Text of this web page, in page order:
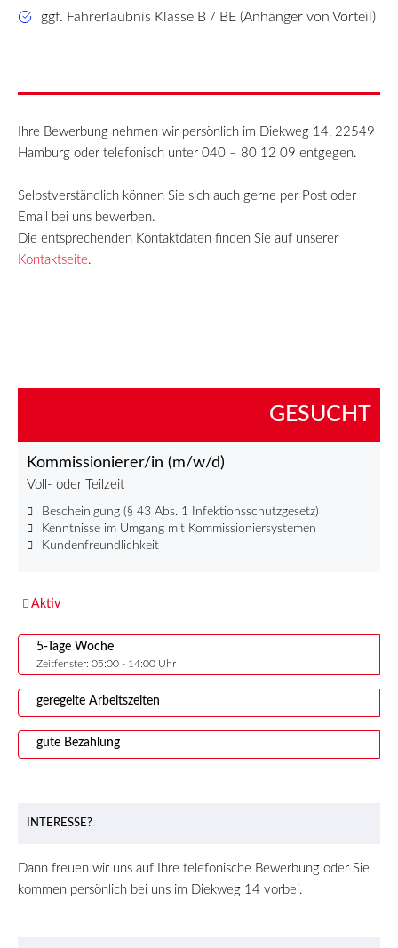
ggf. Fahrerlaubnis Klasse B / BE (Anhänger von Vorteil)
Ihre Bewerbung nehmen wir persönlich im Diekweg 14, 22549
Hamburg oder telefonisch unter 040 – 80 12 09 entgegen.
Selbstverständlich können Sie sich auch gerne per Post oder
Email bei uns bewerben.
Die entsprechenden Kontaktdaten finden Sie auf unserer
Kontaktseite.
GESUCHT
Kommissionierer/in (m/w/d)
Voll- oder Teilzeit
Bescheinigung (§ 43 Abs. 1 Infektionsschutzgesetz)
Kenntnisse im Umgang mit Kommissioniersystemen
Kundenfreundlichkeit
Aktiv
5-Tage Woche
Zeitfenster: 05:00 - 14:00 Uhr
geregelte Arbeitszeiten
gute Bezahlung
INTERESSE?
Dann freuen wir uns auf Ihre telefonische Bewerbung oder Sie
kommen persönlich bei uns im Diekweg 14 vorbei.